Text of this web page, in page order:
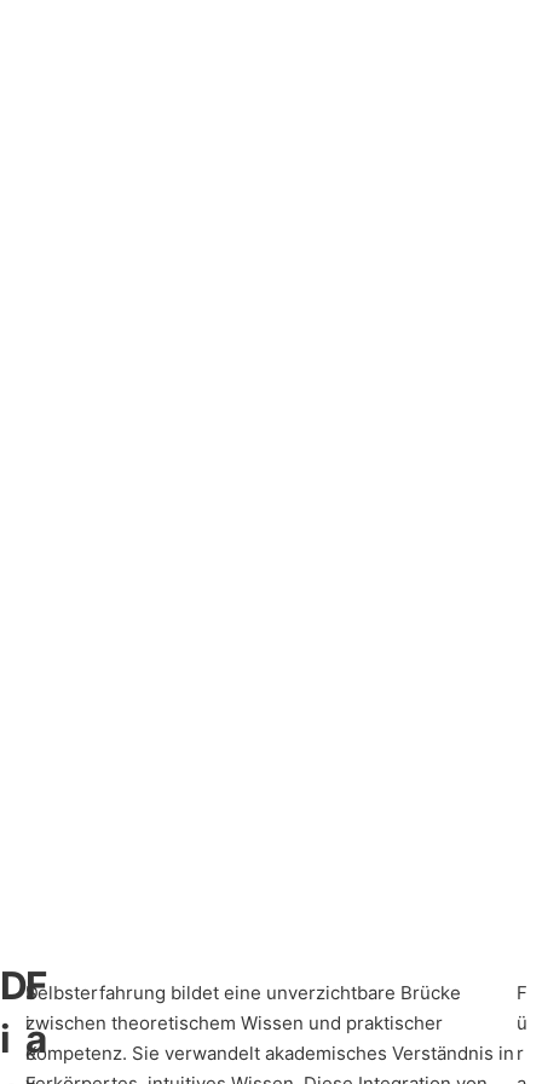
D
i
D
i
e
F
a
Selbsterfahrung bildet eine unverzichtbare Brücke
zwischen theoretischem Wissen und praktischer
Kompetenz. Sie verwandelt akademisches Verständnis in
F
ü
r